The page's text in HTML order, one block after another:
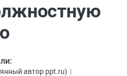
автор ppt.ru) |